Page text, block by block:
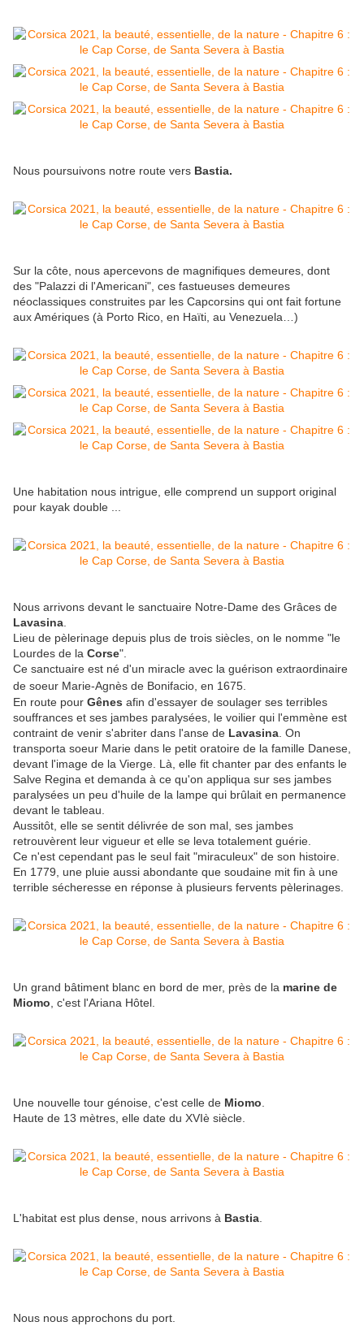
Nous poursuivons notre route vers Bastia.
Sur la côte, nous apercevons de magnifiques demeures, dont
des "Palazzi di l'Americani", ces fastueuses demeures
néoclassiques construites par les Capcorsins qui ont fait fortune
aux Amériques (à Porto Rico, en Haïti, au Venezuela…)
Une habitation nous intrigue, elle comprend un support original
pour kayak double ...
Nous arrivons devant le sanctuaire Notre-Dame des Grâces de
Lavasina
Lieu de pèlerinage depuis plus de trois siècles, on le nomme "le
Lourdes de la Corse".
Ce sanctuaire est né d'un miracle avec la guérison extraordinaire
de soeur Marie-Agnès de Bonifacio, en 1675.
En route pour Gênes afin d'essayer de soulager ses terribles
souffrances et ses jambes paralysées, le voilier qui l'emmène est
contraint de venir s'abriter dans l'anse de Lavasina . On
transporta soeur Marie dans le petit oratoire de la famille Danese,
devant l'image de la Vierge. Là, elle fit chanter par des enfants le
Salve Regina et demanda à ce qu'on appliqua sur ses jambes
paralysées un peu d'huile de la lampe qui brûlait en permanence
devant le tableau.
Aussitôt, elle se sentit délivrée de son mal, ses jambes
retrouvèrent leur vigueur et elle se leva totalement guérie.
Ce n'est cependant pas le seul fait "miraculeux" de son histoire.
En 1779, une pluie aussi abondante que soudaine mit fin à une
terrible sécheresse en réponse à plusieurs fervents pèlerinages.
Un grand bâtiment blanc en bord de mer, près de la marine de
Miomo , c'est l'Ariana Hôtel.
Une nouvelle tour génoise, c'est celle de Miomo
Haute de 13 mètres, elle date du XVIè siècle.
L'habitat est plus dense, nous arrivons à Bastia
Nous nous approchons du port.